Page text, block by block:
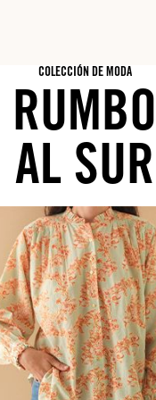
COLECCIÓN DE MODA
RUMBO
AL SUR